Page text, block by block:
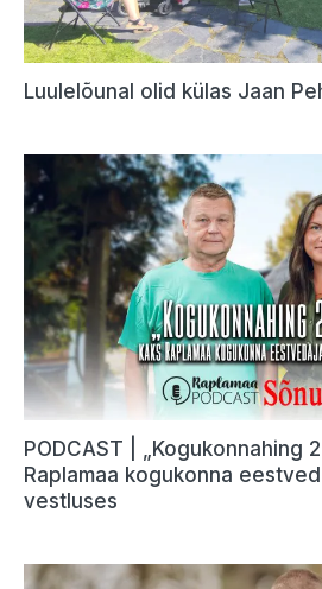
Luulelõunal olid külas Jaan
PODCAST | „Kogukonnahing
Raplamaa kogukonna
vestluses